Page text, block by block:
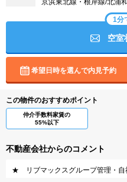
京浜東北線・根岸線/北浦
1分
空室
希望日時を選んで内見予約
この物件のおすすめポイント
仲介手数料家賃の
55%以下
不動産会社からのコメント
★ リブマックスグループ管理